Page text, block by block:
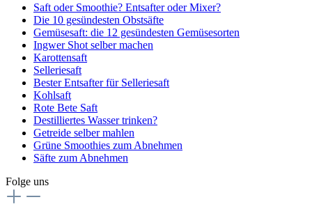
Saft oder Smoothie? Entsafter oder Mixer?
Die 10 gesündesten Obstsäfte
Gemüsesaft: die 12 gesündesten Gemüsesorten
Ingwer Shot selber machen
Karottensaft
Selleriesaft
Bester Entsafter für Selleriesaft
Kohlsaft
Rote Bete Saft
Destilliertes Wasser trinken?
Getreide selber mahlen
Grüne Smoothies zum Abnehmen
Säfte zum Abnehmen
Folge uns